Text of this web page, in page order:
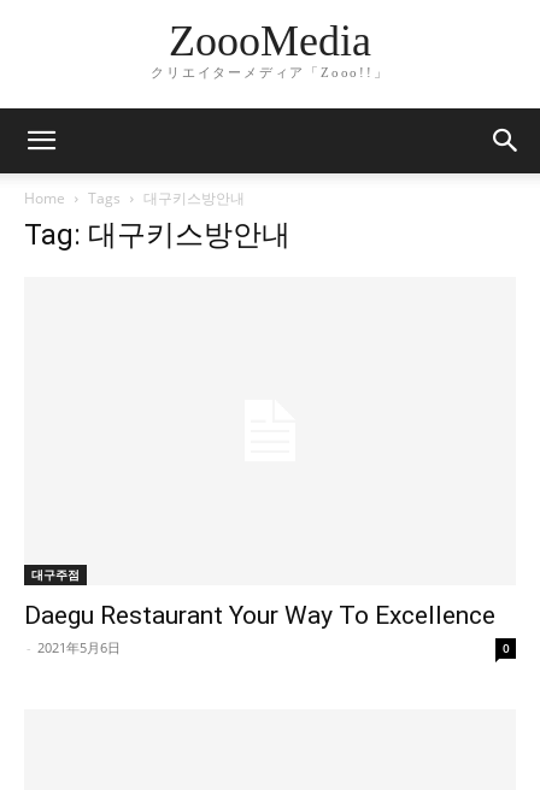
ZoooMedia
クリエイターメディア「Zooo!!」
Home Tags 대구키스방안내
Tag: 대구키스방안내
대구주점
Daegu Restaurant Your Way To Excellence
- 2021年5月6日 0